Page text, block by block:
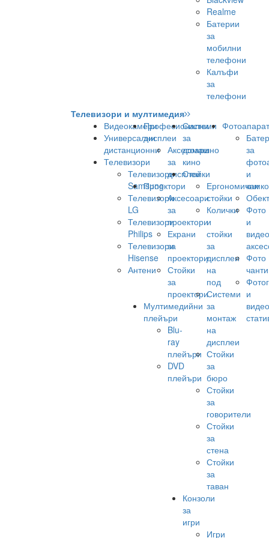
Realme
Батерии
за
мобилни
телефони
Калъфи
за
телефони
Телевизори и мултимедия
Видеокамери
Универсални
дистанционни
Телевизори
Телевизори
Samsung
Телевизори
LG
Телевизори
Philips
Телевизори
Hisense
Антени
Професионални
дисплеи
Аксесоари
за
дисплеи
Проектори
Аксесоари
за
проектори
Екрани
за
проектори
Стойки
за
проектори
Мултимедийни
плейъри
Blu-
ray
плейъри
DVD
плейъри
Системи
за
домашно
кино
Стойки
Ергономични
стойки
Колички
и
стойки
за
дисплеи
на
под
Системи
за
монтаж
на
дисплеи
Стойки
за
бюро
Стойки
за
говорители
Стойки
за
стена
Стойки
за
таван
Конзоли
за
игри
Игри
за
и
Фото
и
видео
Фото
чанти
и
видео